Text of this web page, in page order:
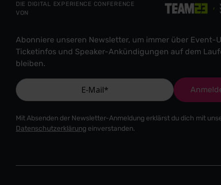
DIE DIGITAL EXPERIENCE CONFERENCE
VON
Abonniere unseren Newsletter, um immer über Event-
Ticketinfos und Speaker-Ankündigungen auf dem
bleiben.
Mit Absenden der Newsletter-Anmeldung erklärst du dich mit
Datenschutzerklärung einverstanden.